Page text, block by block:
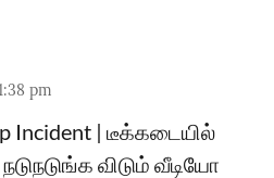
pm
Incident | டீக்கடையில்
விடும் வீடியோ